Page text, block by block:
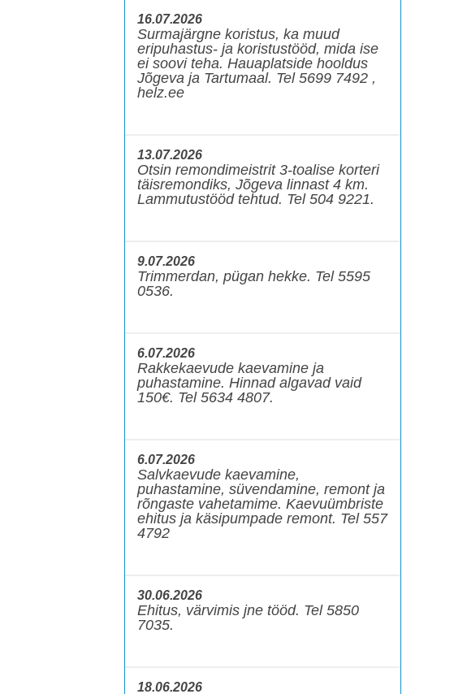
16.07.2026
Surmajärgne koristus, ka muud
eripuhastus- ja koristustööd, mida ise
ei soovi teha. Hauaplatside hooldus
Jõgeva ja Tartumaal. Tel 5699 7492 ,
helz.ee
13.07.2026
Otsin remondimeistrit 3-toalise korteri
täisremondiks, Jõgeva linnast 4 km.
Lammutustööd tehtud. Tel 504 9221.
9.07.2026
Trimmerdan, pügan hekke. Tel 5595
0536.
6.07.2026
Rakkekaevude kaevamine ja
puhastamine. Hinnad algavad vaid
150€. Tel 5634 4807.
6.07.2026
Salvkaevude kaevamine,
puhastamine, süvendamine, remont ja
rõngaste vahetamime. Kaevuümbriste
ehitus ja käsipumpade remont. Tel 557
4792
30.06.2026
Ehitus, värvimis jne tööd. Tel 5850
7035.
18.06.2026